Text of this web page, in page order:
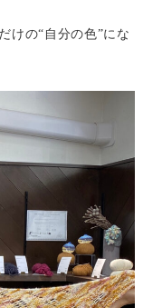
けの“自分の色”にな